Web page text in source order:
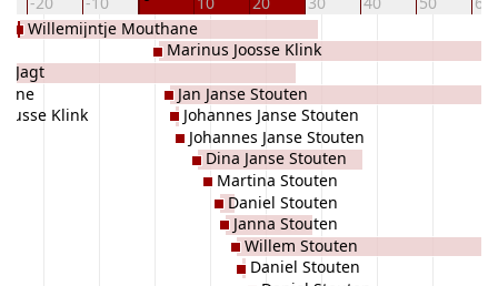
Jagt
Klink
Willemijntje Mouthane
Marinus Joosse Klink
Jan Janse Stouten
Johannes Janse Stouten
Johannes Janse Stouten
Dina Janse Stouten
Martina Stouten
Daniel Stouten
Janna Stouten
Willem Stouten
Daniel Stouten